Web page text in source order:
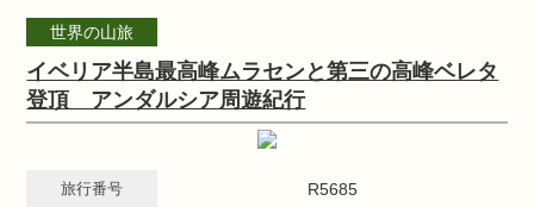
世界の山旅
イベリア半島最高峰ムラセンと第三の高峰ベレタ
登頂 アンダルシア周遊紀行
旅行番号 R5685